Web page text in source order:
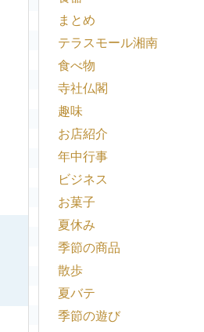
まとめ
テラスモール湘南
食べ物
寺社仏閣
趣味
お店紹介
年中行事
ビジネス
お菓子
夏休み
季節の商品
散歩
夏バテ
季節の遊び